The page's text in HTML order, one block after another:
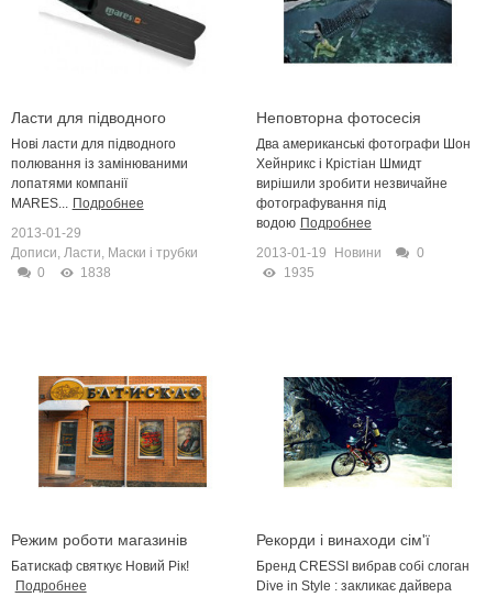
Ласти для підводного
полювання Mares Razor Pro
Нові ласти для підводного
полювання із замінюваними
лопатями компанії
MARES...
Подробнее
2013-01-29
Дописи Ласти, Маски і трубки
0
1838
Неповторна фотосесія
моделей з китовими акулами
Два американські фотографи Шон
Хейнрикс і Крістіан Шмидт
вирішили зробити незвичайне
фотографування під
водою Подробнее
2013-01-19
Новини
0
1935
Режим роботи магазинів
28.12.2012
Батискаф святкує Новий Рік!
Подробнее
Рекорди і винаходи сім'ї
Кресси
Бренд CRESSI вибрав собі слоган
Dive in Style : закликає дайвера